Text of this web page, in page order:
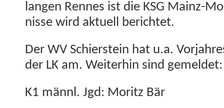
lan­gen Rennes ist die KSG Mainz-
nisse wird aktuell berichtet.
Der WV Schier­stein hat u.a.
der LK am. Weit­er­hin sind gemeldet:
K1 männl. Jgd: Moritz Bär